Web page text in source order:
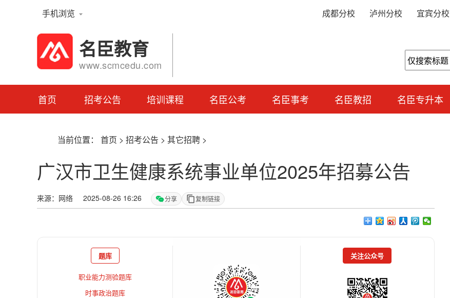
手机浏览 成都分校 泸州分校 宜宾分校
名臣教育
www.scmcedu.com
首页 招考公告 培训课程 名臣公考 名臣事考 名臣教招 名臣专升本
当前位置： 首页 > 招考公告 > 其它招聘 >
广汉市卫生健康系统事业单位2025年招募公告
来源：网络 2025-08-26 16:26 分享 复制链接
题库
职业能力测验题库
时事政治题库
关注公众号